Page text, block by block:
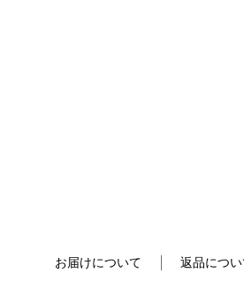
お届けについて 返品につい